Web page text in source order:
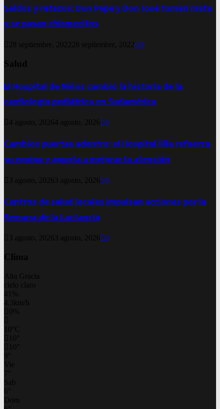
Saldos y retazos: Don Pepe y Don José toman mate
y se pasan chismecitos
28 septiembre, 2022 28 septiembre, 2022 0
Salud
El Hospital de Niños cambió la historia de la
cardiología pediátrica en Sudamérica
4 agosto, 20264 agosto, 2026 0
Cambios puertas adentro: el Hospital Illia refuerza
su equipo y apunta a mejorar la atención
3 agosto, 2026 3 agosto, 2026 0
Centros de salud locales impulsan acciones por la
Semana de la Lactancia
3 agosto, 2026 3 agosto, 2026 0
Clima
Alta Gracia
cielo claro
41%
4.3km/h
0%
10 C
10
10
9
Vie
7
Sab
6
Dom